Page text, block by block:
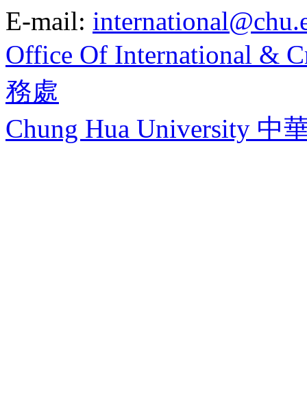
E-mail:
Office Of International &
務處
Chung Hua University 中